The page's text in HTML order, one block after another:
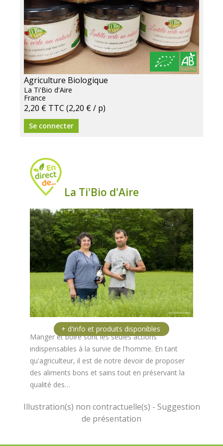
Agriculture Biologique
La Ti'Bio d'Aire
France
2,20 € TTC (2,20 € / p)
Se connecter
La Ti'Bio d'Aire
Manger et boire sont les seules actions
indispensables à la survie de l'homme. En tant
qu'agriculteur, il est de notre devoir de proposer
des aliments bons et sains tout en préservant la
qualité des…